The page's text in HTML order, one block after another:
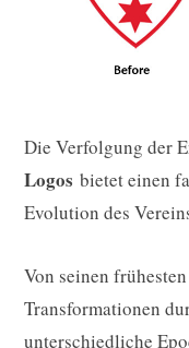
Die Verfolgung der
Logos bietet einen
Evolution des
Von seinen
Transformationen
unterschiedliche